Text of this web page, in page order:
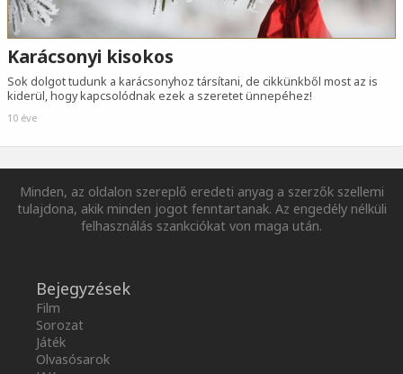
Karácsonyi kisokos
Sok dolgot tudunk a karácsonyhoz társítani, de cikkünkből most az is
kiderül, hogy kapcsolódnak ezek a szeretet ünnepéhez!
10 éve
Minden, az oldalon szereplő eredeti anyag a szerzők szellemi
tulajdona, akik minden jogot fenntartanak. Az engedély nélküli
felhasználás szankciókat von maga után.
Bejegyzések
Film
Sorozat
Játék
Olvasósarok